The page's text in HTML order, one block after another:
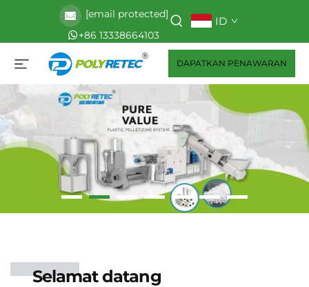
[email protected]
+86 13338664103
ID
DAPATKAN PENAWARAN
Selamat datang